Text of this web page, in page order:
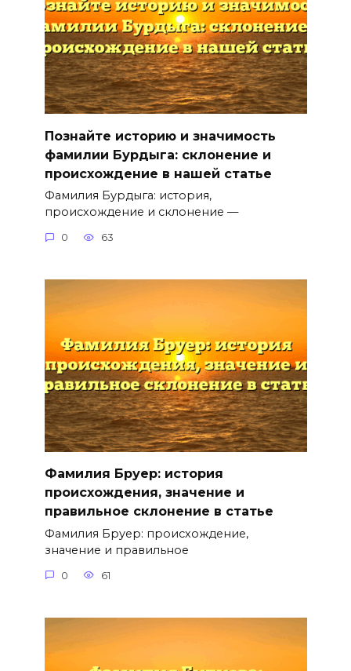
Познайте историю и значимость
фамилии Бурдыга: склонение и
происхождение в нашей статье
Фамилия Бурдыга: история,
происхождение и склонение —
0 63
Фамилия Бруер: история
происхождения, значение и
правильное склонение в статье
Фамилия Бруер: происхождение,
значение и правильное
0 61